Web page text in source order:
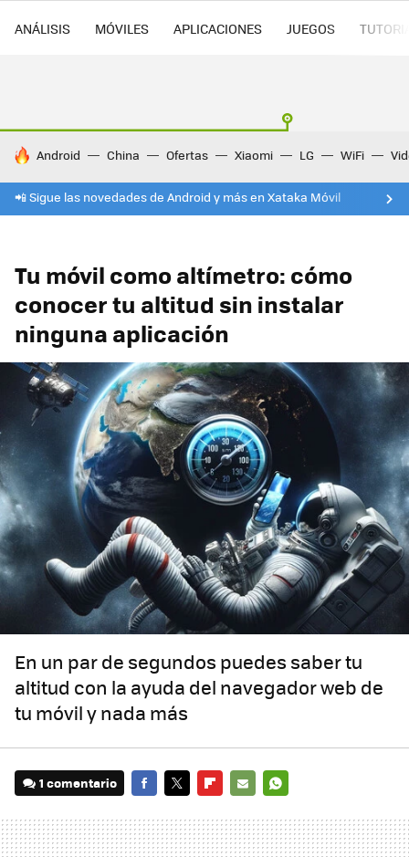
ANÁLISIS MÓVILES APLICACIONES JUEGOS
HOY SE HABLA DE
Android China Ofertas Xiaomi LG WiFi
📲 Sigue las novedades de Android y más en Xataka Móvil
Tu móvil como altímetro: cómo
conocer tu altitud sin instalar
ninguna aplicación
En un par de segundos puedes saber tu
altitud con la ayuda del navegador web de
tu móvil y nada más
1 comentario
MAIL